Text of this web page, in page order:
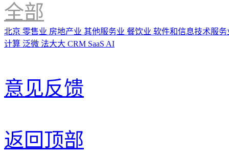
全部
北京 零售业 房地产业 其他服务业 餐饮业 软件和信息技术服
计算 泛微 法大大 CRM SaaS AI
意见反馈
返回顶部